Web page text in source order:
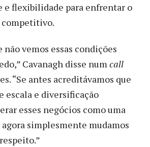
e flexibilidade para enfrentar o
vemos essas condições
Cavanagh disse numcall
“Se antes acreditávamos que
escala e diversificação
esses negócios como uma
simplesmente mudamos